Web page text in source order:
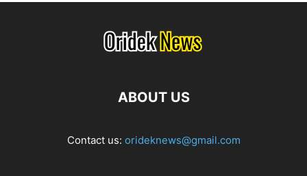
ABOUT US
Contact us: orideknews@gmail.com